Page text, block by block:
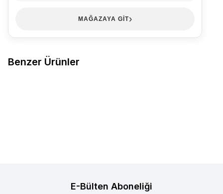
MAĞAZAYA GİT›
Benzer Ürünler
E-Bülten Aboneliği